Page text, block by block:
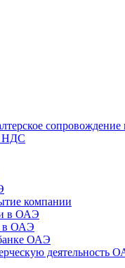
НДС
компании
в ОАЭ
в ОАЭ
ОАЭ
деятельность